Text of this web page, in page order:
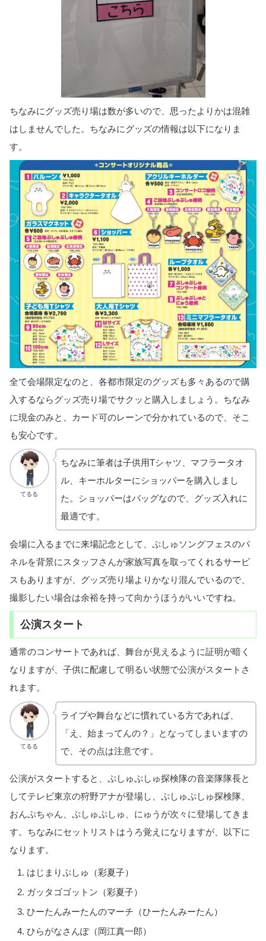
ちなみにグッズ売り場は数が多いので、思ったよりかは混雑
はしませんでした。ちなみにグッズの情報は以下になりま
す。
全て会場限定なのと、各都市限定のグッズも多々あるので購
入するならグッズ売り場でサクッと購入しましょう。ちなみ
に現金のみと、カード可のレーンで分かれているので、そこ
も安心です。
てるる
ちなみに筆者は子供用Tシャツ、マフラータオ
ル、キーホルターにショッパーを購入しまし
た。ショッパーはバッグなので、グッズ入れに
最適です。
会場に入るまでに来場記念として、ぷしゅソングフェスのパ
ネルを背景にスタッフさんが家族写真を取ってくれるサービ
スもありますが、グッズ売り場よりかなり混んでいるので、
撮影したい場合は余裕を持って向かうほうがいいですね。
公演スタート
通常のコンサートであれば、舞台が見えるように証明が暗く
なりますが、子供に配慮して明るい状態で公演がスタートさ
れます。
てるる
ライブや舞台などに慣れている方であれば、
「え、始まってんの？」となってしまいますの
で、その点は注意です。
公演がスタートすると、ぷしゅぷしゅ探検隊の音楽隊隊長と
してテレビ東京の狩野アナが登場し、ぷしゅぷしゅ探検隊、
おんぷちゃん、ぷしゅぷしゅ、にゅうが次々に登場してきま
す。ちなみにセットリストはうろ覚えになりますが、以下に
なります。
はじまりぷしゅ（彩夏子）
ガッタゴゴットン（彩夏子）
ひーたんみーたんのマーチ（ひーたんみーたん）
ひらがなさんぽ（岡江真一郎）